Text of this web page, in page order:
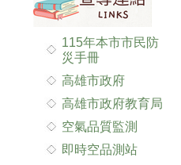
115年本市市民防
災手冊
高雄市政府
高雄市政府教育局
空氣品質監測
即時空品測站